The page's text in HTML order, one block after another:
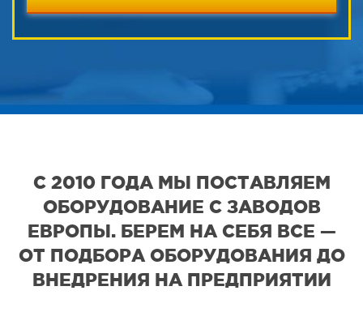
С 2010 ГОДА МЫ ПОСТАВЛЯЕМ
ОБОРУДОВАНИЕ С ЗАВОДОВ
ЕВРОПЫ. БЕРЕМ НА СЕБЯ ВСЕ —
ОТ ПОДБОРА ОБОРУДОВАНИЯ ДО
ВНЕДРЕНИЯ НА ПРЕДПРИЯТИИ